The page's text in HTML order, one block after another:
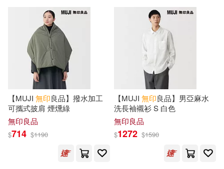
【MUJI 無印良品】撥水加工
可攜式披肩 煙燻綠
無印良品
$714 $1190
【MUJI 無印良品】男亞麻水
洗長袖襯衫 S 白色
無印良品
$1272 $1590